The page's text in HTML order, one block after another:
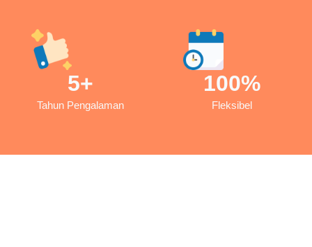
Tahun Pengalaman
5+
Fleksibel
100%